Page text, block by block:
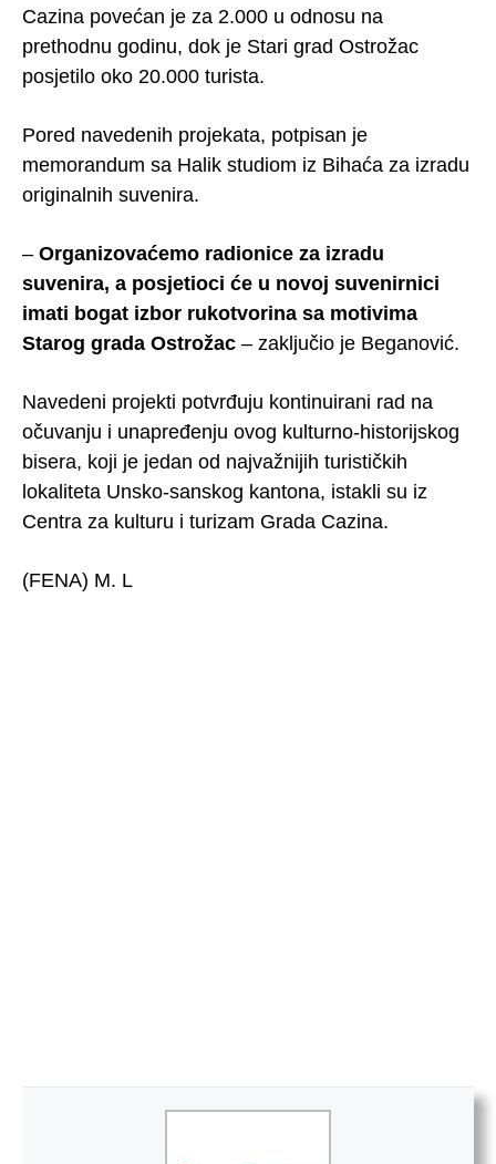
Cazina povećan je za 2.000 u odnosu na
prethodnu godinu, dok je Stari grad Ostrožac
posjetilo oko 20.000 turista.
Pored navedenih projekata, potpisan je
memorandum sa Halik studiom iz Bihaća za izradu
originalnih suvenira.
– Organizovaćemo radionice za izradu
suvenira, a posjetioci će u novoj suvenirnici
imati bogat izbor rukotvorina sa motivima
Starog grada Ostrožac – zaključio je Beganović.
Navedeni projekti potvrđuju kontinuirani rad na
očuvanju i unapređenju ovog kulturno-historijskog
bisera, koji je jedan od najvažnijih turističkih
lokaliteta Unsko-sanskog kantona, istakli su iz
Centra za kulturu i turizam Grada Cazina.
(FENA) M. L